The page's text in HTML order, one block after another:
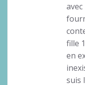
fille
en
suis